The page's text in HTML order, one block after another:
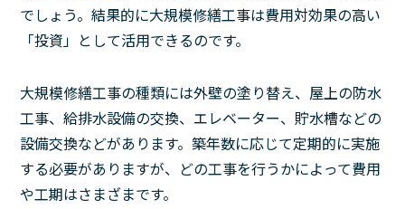
でしょう。結果的に大規模修繕工事は費用対効果の高い
「投資」として活用できるのです。
大規模修繕工事の種類には外壁の塗り替え、屋上の防水
工事、給排水設備の交換、エレベーター、貯水槽などの
設備交換などがあります。築年数に応じて定期的に実施
する必要がありますが、どの工事を行うかによって費用
や工期はさまざまです。